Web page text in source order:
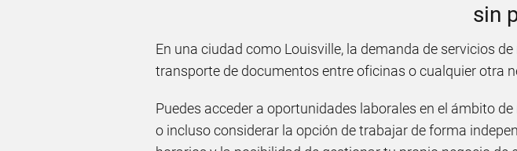
sin
En una ciudad como Louisville, la demanda de servicios
transporte de documentos entre oficinas o cualquier otra
Puedes acceder a oportunidades laborales en el ámbito
o incluso considerar la opción de trabajar de forma